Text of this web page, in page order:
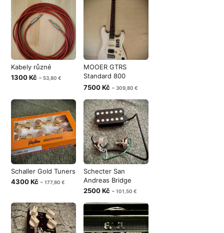
Kabely různé
1300 Kč ~ 53,80 €
MOOER GTRS
Standard 800
Elektrická kytara
7500 Kč ~ 309,80 €
Schaller Gold Tuners
4300 Kč ~ 177,80 €
Schecter San
Andreas Bridge
2500 Kč ~ 101,50 €